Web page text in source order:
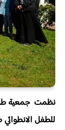
نظمت جمعية
للطفل